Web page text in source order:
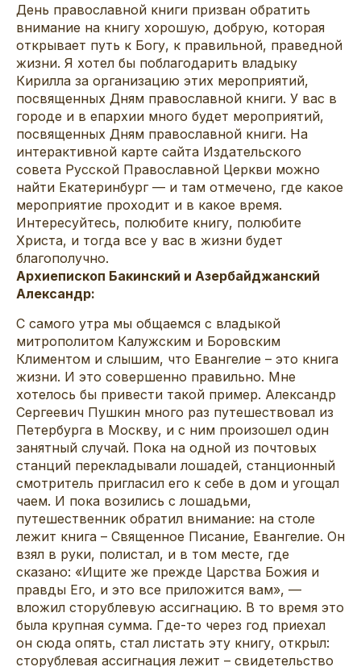
День православной книги призван обратить
внимание на книгу хорошую, добрую, которая
открывает путь к Богу, к правильной, праведной
жизни. Я хотел бы поблагодарить владыку
Кирилла за организацию этих мероприятий,
посвященных Дням православной книги. У вас в
городе и в епархии много будет мероприятий,
посвященных Дням православной книги. На
интерактивной карте сайта Издательского
совета Русской Православной Церкви можно
найти Екатеринбург — и там отмечено, где какое
мероприятие проходит и в какое время.
Интересуйтесь, полюбите книгу, полюбите
Христа, и тогда все у вас в жизни будет
благополучно.
Архиепископ Бакинский и Азербайджанский
Александр:
С самого утра мы общаемся с владыкой
митрополитом Калужским и Боровским
Климентом и слышим, что Евангелие – это книга
жизни. И это совершенно правильно. Мне
хотелось бы привести такой пример. Александр
Сергеевич Пушкин много раз путешествовал из
Петербурга в Москву, и с ним произошел один
занятный случай. Пока на одной из почтовых
станций перекладывали лошадей, станционный
смотритель пригласил его к себе в дом и угощал
чаем. И пока возились с лошадьми,
путешественник обратил внимание: на столе
лежит книга – Священное Писание, Евангелие. Он
взял в руки, полистал, и в том месте, где
сказано: «Ищите же прежде Царства Божия и
правды Его, и это все приложится вам», —
вложил сторублевую ассигнацию. В то время это
была крупная сумма. Где-то через год приехал
он сюда опять, стал листать эту книгу, открыл:
сторублевая ассигнация лежит – свидетельство